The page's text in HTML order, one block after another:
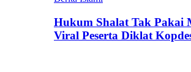
Hukum Shalat Tak Pakai
Viral Peserta Diklat